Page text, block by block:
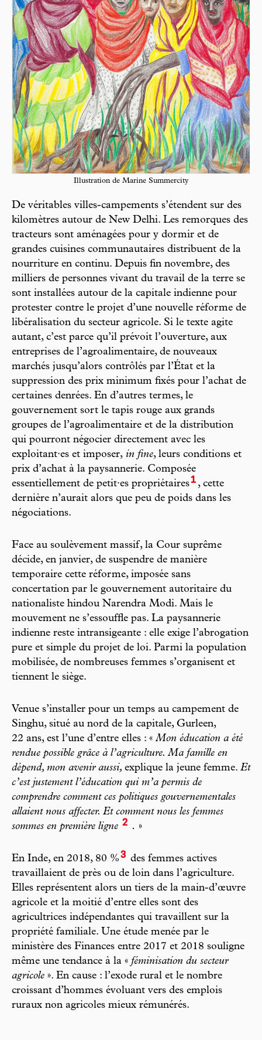
Illustration de Marine Summercity
De véritables villes-campements s’étendent sur des
kilomètres autour de New Delhi. Les remorques des
tracteurs sont aménagées pour y dormir et de
grandes cuisines communautaires distribuent de la
nourriture en continu. Depuis fin novembre, des
milliers de personnes vivant du travail de la terre se
sont installées autour de la capitale indienne pour
protester contre le projet d’une nouvelle réforme de
libéralisation du secteur agricole. Si le texte agite
autant, c’est parce qu’il prévoit l’ouverture, aux
entreprises de l’agroalimentaire, de nouveaux
marchés jusqu’alors contrôlés par l’État et la
suppression des prix minimum fixés pour l’achat de
certaines denrées. En d’autres termes, le
gouvernement sort le tapis rouge aux grands
groupes de l’agroalimentaire et de la distribution
qui pourront négocier directement avec les
exploitant·es et imposer, in fine, leurs conditions et
prix d’achat à la paysannerie. Composée
essentiellement de petit·es propriétaires1 , cette
dernière n’aurait alors que peu de poids dans les
négociations.
Face au soulèvement massif, la Cour suprême
décide, en janvier, de suspendre de manière
temporaire cette réforme, imposée sans
concertation par le gouvernement autoritaire du
nationaliste hindou Narendra Modi. Mais le
mouvement ne s’essouffle pas. La paysannerie
indienne reste intransigeante : elle exige l’abrogation
pure et simple du projet de loi. Parmi la population
mobilisée, de nombreuses femmes s’organisent et
tiennent le siège.
Venue s’installer pour un temps au campement de
Singhu, situé au nord de la capitale, Gurleen,
22 ans, est l’une d’entre elles : «Mon éducation a été
rendue possible grâce à l’agriculture. Ma famille en
dépend, mon avenir aussi, explique la jeune femme. Et
c’est justement l’éducation qui m’a permis de
comprendre comment ces politiques gouvernementales
allaient nous affecter. Et comment nous les femmes
sommes en première ligne 2 . »
En Inde, en 2018, 80 %3 des femmes actives
travaillaient de près ou de loin dans l’agriculture.
Elles représentent alors un tiers de la main-d’œuvre
agricole et la moitié d’entre elles sont des
agricultrices indépendantes qui travaillent sur la
propriété familiale. Une étude menée par le
ministère des Finances entre 2017 et 2018 souligne
même une tendance à la « féminisation du secteur
agricole ». En cause : l’exode rural et le nombre
croissant d’hommes évoluant vers des emplois
ruraux non agricoles mieux rémunérés.